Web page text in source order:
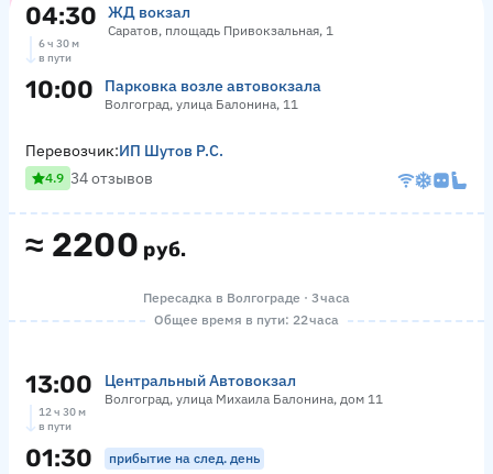
04:30 ЖД вокзал
Саратов, площадь Привокзальная, 1
6 ч 30 м
в пути
10:00 Парковка возле автовокзала
Волгоград, улица Балонина, 11
≈ 2200 руб.
Перевозчик:ИП Шутов Р.С.
4.9 34 отзывов
Пересадка в Волгограде · 3 часа
Общее время в пути: 22 часа
13:00 Центральный Автовокзал
Волгоград, улица Михаила Балонина, дом 11
12 ч 30 м
в пути
01:30 прибытие на след. день